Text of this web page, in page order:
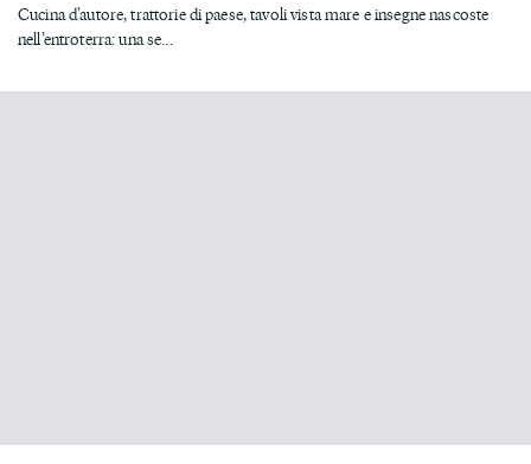
Cucina d’autore, trattorie di paese, tavoli vista mare e insegne nascoste
nell’entroterra: una se...